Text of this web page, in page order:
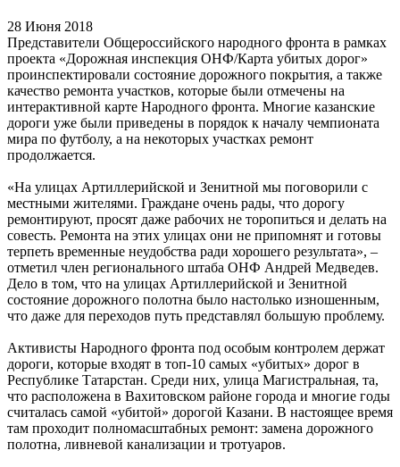
28 Июня 2018
Представители Общероссийского народного фронта в рамках
проекта «Дорожная инспекция ОНФ/Карта убитых дорог»
проинспектировали состояние дорожного покрытия, а также
качество ремонта участков, которые были отмечены на
интерактивной карте Народного фронта. Многие казанские
дороги уже были приведены в порядок к началу чемпионата
мира по футболу, а на некоторых участках ремонт
продолжается.
«На улицах Артиллерийской и Зенитной мы поговорили с
местными жителями. Граждане очень рады, что дорогу
ремонтируют, просят даже рабочих не торопиться и делать на
совесть. Ремонта на этих улицах они не припомнят и готовы
терпеть временные неудобства ради хорошего результата», –
отметил член регионального штаба ОНФ Андрей Медведев.
Дело в том, что на улицах Артиллерийской и Зенитной
состояние дорожного полотна было настолько изношенным,
что даже для переходов путь представлял большую проблему.
Активисты Народного фронта под особым контролем держат
дороги, которые входят в топ-10 самых «убитых» дорог в
Республике Татарстан. Среди них, улица Магистральная, та,
что расположена в Вахитовском районе города и многие годы
считалась самой «убитой» дорогой Казани. В настоящее время
там проходит полномасштабных ремонт: замена дорожного
полотна, ливневой канализации и тротуаров.